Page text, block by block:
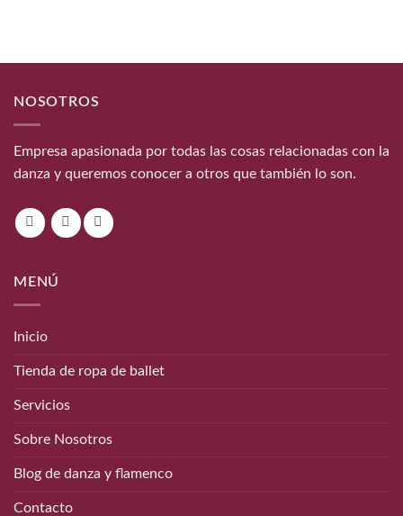
NOSOTROS
Empresa apasionada por todas las cosas relacionadas con la
danza y queremos conocer a otros que también lo son.
MENÚ
Inicio
Tienda de ropa de ballet
Servicios
Sobre Nosotros
Blog de danza y flamenco
Contacto